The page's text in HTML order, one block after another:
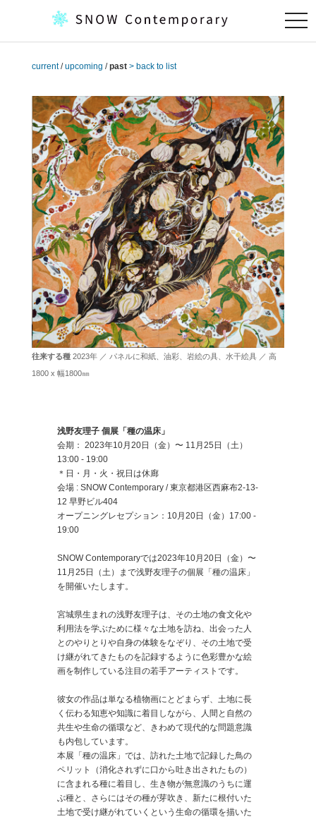
current/upcoming /past > back to list
往来する種2023年 ／ パネルに和紙、油彩、岩絵の具、水干絵具 ／ 高
1800 x 幅1800㎜
浅野友理子 個展「種の温床」
会期： 2023年10月20日（金）〜 11月25日（土）
13:00 - 19:00
＊日・月・火・祝日は休廊
会場 : SNOW Contemporary / 東京都港区西麻布2-13-
12 早野ビル404
オープニングレセプション：10月20日（金）17:00 -
19:00
SNOW Contemporaryでは2023年10月20日（金）〜
11月25日（土）まで浅野友理子の個展「種の温床」
を開催いたします。
宮城県生まれの浅野友理子は、その土地の食文化や
利用法を学ぶために様々な土地を訪ね、出会った人
とのやりとりや自身の体験をなぞり、その土地で受
け継がれてきたものを記録するように色彩豊かな絵
画を制作している注目の若手アーティストです。
彼女の作品は単なる植物画にとどまらず、土地に長
く伝わる知恵や知識に着目しながら、人間と自然の
共生や生命の循環など、きわめて現代的な問題意識
も内包しています。
本展「種の温床」では、訪れた土地で記録した鳥の
ペリット（消化されずに口から吐き出されたもの）
に含まれる種に着目し、生き物が無意識のうちに運
ぶ種と、さらにはその種が芽吹き、新たに根付いた
土地で受け継がれていくという生命の循環を描いた